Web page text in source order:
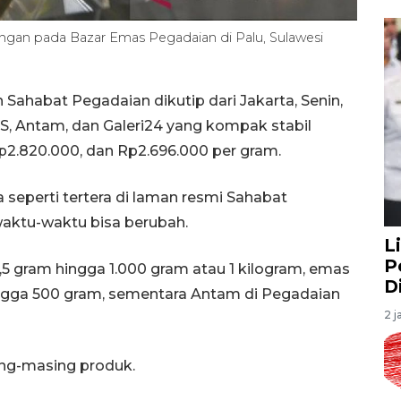
pada Bazar Emas Pegadaian di Palu, Sulawesi
Pegadaian dikutip dari Jakarta, Senin,
Antam, dan Galeri24 yang kompak stabil
dan Rp2.696.000 per gram.
tertera di laman resmi Sahabat
waktu bisa berubah.
gram hingga 1.000 gram atau 1 kilogram, emas
500 gram, sementara Antam di Pegadaian
masing produk.
2